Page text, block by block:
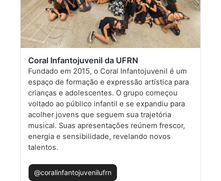
Coral Infantojuvenil da UFRN
Fundado em 2015, o Coral Infantojuvenil é um
espaço de formação e expressão artística para
crianças e adolescentes. O grupo começou
voltado ao público infantil e se expandiu para
acolher jovens que seguem sua trajetória
musical. Suas apresentações reúnem frescor,
energia e sensibilidade, revelando novos
talentos.
@coralinfantojuvenilufrn